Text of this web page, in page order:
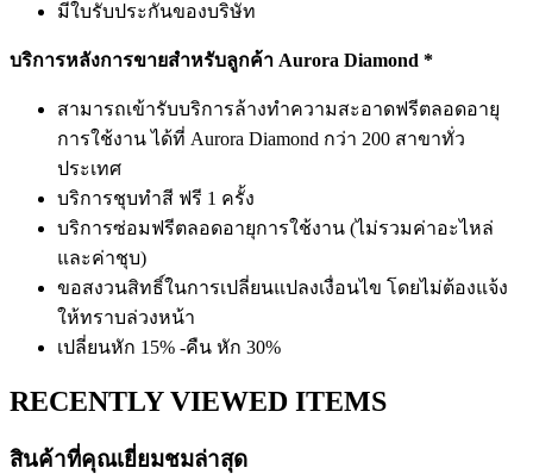
มีใบรับประกันของบริษัท
บริการหลังการขายสำหรับลูกค้า Aurora Diamond *
สามารถเข้ารับบริการล้างทำความสะอาดฟรีตลอดอายุ
การใช้งาน ได้ที่ Aurora Diamond กว่า 200 สาขาทั่ว
ประเทศ
บริการชุบทำสี ฟรี 1 ครั้ง
บริการซ่อมฟรีตลอดอายุการใช้งาน (ไม่รวมค่าอะไหล่
และค่าชุบ)
ขอสงวนสิทธิ์ในการเปลี่ยนแปลงเงื่อนไข โดยไม่ต้องแจ้ง
ให้ทราบล่วงหน้า
เปลี่ยนหัก 15% -คืน หัก 30%
RECENTLY VIEWED ITEMS
สินค้าที่คุณเยี่ยมชมล่าสุด